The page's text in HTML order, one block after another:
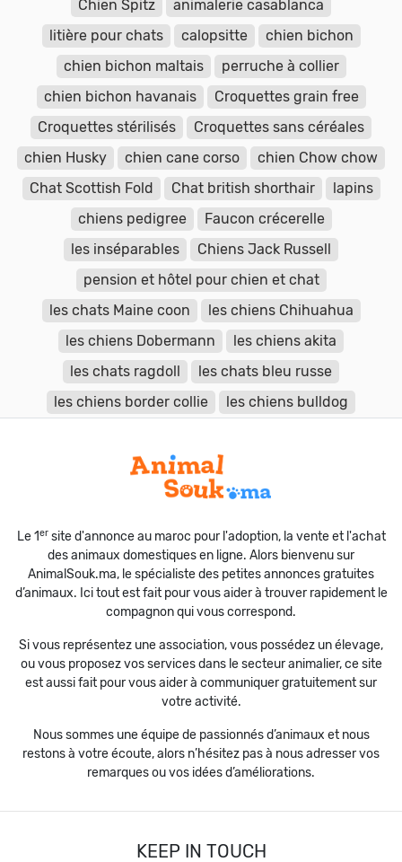
Chien Spitz
animalerie casablanca
litière pour chats
calopsitte
chien bichon
chien bichon maltais
perruche à collier
chien bichon havanais
Croquettes grain free
Croquettes stérilisés
Croquettes sans céréales
chien Husky
chien cane corso
chien Chow chow
Chat Scottish Fold
Chat british shorthair
lapins
chiens pedigree
Faucon crécerelle
les inséparables
Chiens Jack Russell
pension et hôtel pour chien et chat
les chats Maine coon
les chiens Chihuahua
les chiens Dobermann
les chiens akita
les chats ragdoll
les chats bleu russe
les chiens border collie
les chiens bulldog
Le 1ersite d'annonce au maroc pour l'adoption, la vente et l'achat
des animaux domestiques en ligne. Alors bienvenu sur
AnimalSouk.ma, le spécialiste des petites annonces gratuites
d’animaux. Ici tout est fait pour vous aider à trouver rapidement le
compagnon qui vous correspond.
Si vous représentez une association, vous possédez un élevage,
ou vous proposez vos services dans le secteur animalier, ce site
est aussi fait pour vous aider à communiquer gratuitement sur
votre activité.
Nous sommes une équipe de passionnés d’animaux et nous
restons à votre écoute, alors n’hésitez pas à nous adresser vos
remarques ou vos idées d’améliorations.
KEEP IN TOUCH